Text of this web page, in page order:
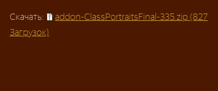
Скачать:
addon-ClassPortraitsFinal-335.zip (827
Загрузок)